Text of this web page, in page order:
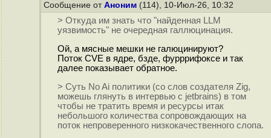
Сообщение от Аноним (114), 10-Июл-26, 10:32
> Откуда им знать что "найденная LLM
уязвимость" не очередная галлюцинация.
Ой, а мясные мешки не галюцинируют?
Поток CVE в ядре, бзде, фурррифоксе и так
далее показывает обратное.
> Суть No Ai политики (со слов создателя Zig,
можешь глянуть в интервью с jetbrains) в том
чтобы не тратить время и ресурсы итак
небольшого количества сопровождающих на
поток непроверенного низкокачественного слопа.